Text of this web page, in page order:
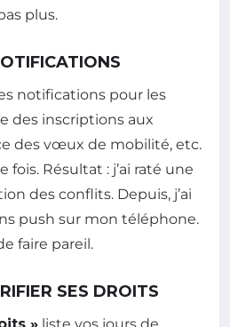
plus.
notifications pour les
des inscriptions aux
des vœux de mobilité, etc.
fois. Résultat : j’ai raté une
des conflits. Depuis, j’ai
push sur mon téléphone.
faire pareil.
SES DROITS